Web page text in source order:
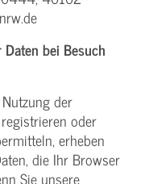
bei Besuch
der
oder
erheben
die Ihr Browser
Sie unsere